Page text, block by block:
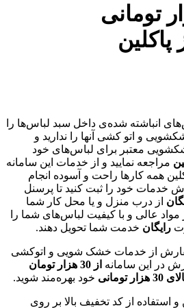
30 هزار تومانی
انباشته شده‌ی داخل سبد لباس‌ها را
و اتو کشی آنها را ندارید و
معتبر برای لباس‌های خود
مراجعه نمایید و از خدمات این سامانه
همه کارها راحت و آسوده انجام
خدمات خود را ثبت کنید تا پرسنل
از درب منزل و یا محل کار شما
مواد عالی و با کیفیت لباس‌های شما را
رایگان خدمت شما تحویل دهند.
از خدمات خشک شویی و اتوکشی
در این سامانه
از 30 هزار تومان
خود بهره‌مند شوید.
و استفاده از کد تخفیف بالا بر روی